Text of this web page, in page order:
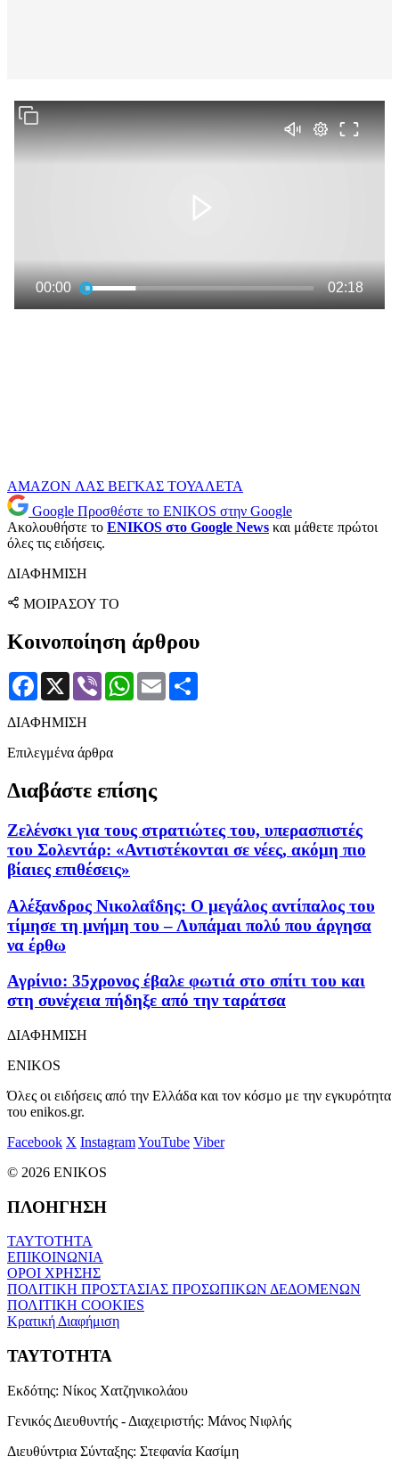
AMAZON ΛΑΣ ΒΕΓΚΑΣ ΤΟΥΑΛΕΤΑ
Google Προσθέστε το ENIKOS στην Google
Ακολουθήστε το ENIKOS στο Google News και μάθετε πρώτοι
όλες τις ειδήσεις.
ΔΙΑΦΗΜΙΣΗ
ΜΟΙΡΑΣΟΥ ΤΟ
Κοινοποίηση άρθρου
Facebook
X Viber WhatsApp
Email
ΔΙΑΦΗΜΙΣΗ
Επιλεγμένα άρθρα
Διαβάστε επίσης
Ζελένσκι για τους στρατιώτες του, υπερασπιστές
του Σολεντάρ: «Αντιστέκονται σε νέες, ακόμη πιο
βίαιες επιθέσεις»
Αλέξανδρος Νικολαΐδης: Ο μεγάλος αντίπαλος του
τίμησε τη μνήμη του – Λυπάμαι πολύ που άργησα
να έρθω
Αγρίνιο: 35χρονος έβαλε φωτιά στο σπίτι του και
στη συνέχεια πήδηξε από την ταράτσα
ΔΙΑΦΗΜΙΣΗ
ENIKOS
Όλες οι ειδήσεις από την Ελλάδα και τον κόσμο με την εγκυρότητα
του enikos.gr.
Facebook X InstagramYouTube Viber
© 2026 ENIKOS
ΠΛΟΗΓΗΣΗ
ΤΑΥΤΟΤΗΤΑ
ΕΠΙΚΟΙΝΩΝΙΑ
ΟΡΟΙ ΧΡΗΣΗΣ
ΠΟΛΙΤΙΚΗ ΠΡΟΣΤΑΣΙΑΣ ΠΡΟΣΩΠΙΚΩΝ ΔΕΔΟΜΕΝΩΝ
ΠΟΛΙΤΙΚΗ COOKIES
Κρατική Διαφήμιση
ΤΑΥΤΟΤΗΤΑ
Εκδότης: Νίκος Χατζηνικολάου
Γενικός Διευθυντής - Διαχειριστής: Μάνος Νιφλής
Διευθύντρια Σύνταξης: Στεφανία Κασίμη